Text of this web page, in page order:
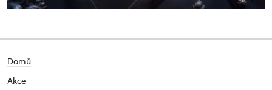
Domů
Akce